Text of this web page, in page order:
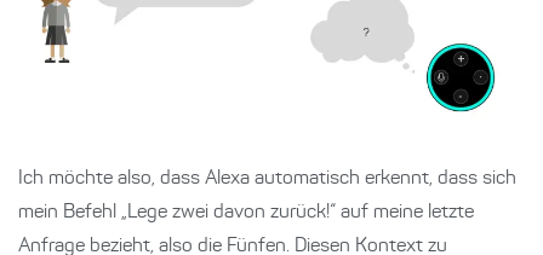
Ich möchte also, dass Alexa automatisch erkennt, dass sich
mein Befehl „Lege zwei davon zurück!“ auf meine letzte
Anfrage bezieht, also die Fünfen. Diesen Kontext zu